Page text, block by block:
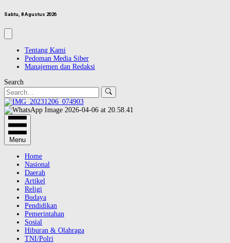
Sabtu, 8 Agustus 2026
Tentang Kami
Pedoman Media Siber
Manajemen dan Redaksi
Search
Menu
Home
Nasional
Daerah
Artikel
Religi
Budaya
Pendidikan
Pemerintahan
Sosial
Hiburan & Olahraga
TNI/Polri